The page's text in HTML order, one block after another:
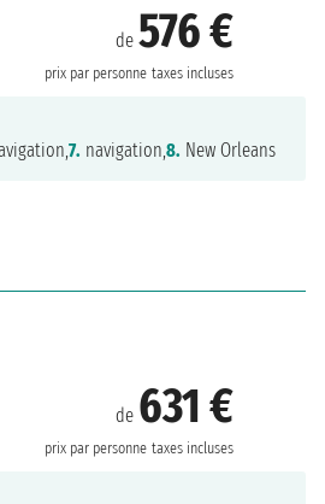
de576 €
prix par personne taxes incluses
7. navigation,8. New Orleans
de 631 €
prix par personne taxes incluses